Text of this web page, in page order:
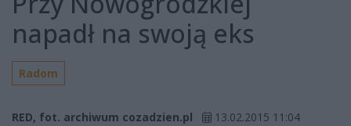
napadł na swoją eks
Radom
RED, fot. archiwum cozadzien.pl 13.02.2015 11:04